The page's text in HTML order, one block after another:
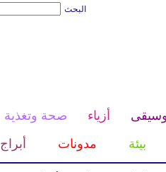
البحث
أزياء صحة وتغذية
بيئة مدونات أبراج